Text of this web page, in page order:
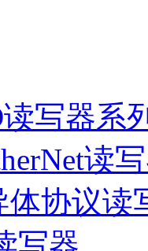
写器系
读
体协议读